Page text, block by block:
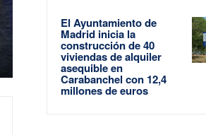
El Ayuntamiento de
Madrid inicia la
construcción de 40
viviendas de alquiler
asequible en
Carabanchel con 12,4
millones de euros